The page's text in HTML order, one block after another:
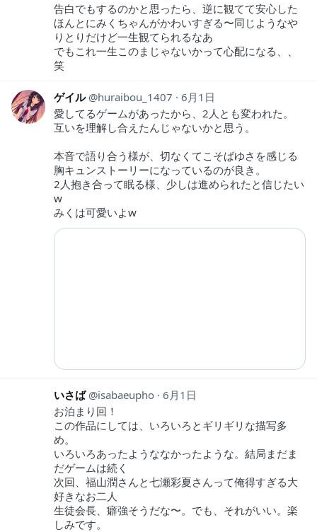
告白でもするのかと思ったら、逆に観てて安心した
ほんとにみくちゃんがかわいすぎる〜同じようなや
りとりだけど一生観てられるなあ
でもこれ一生このまじゃないかって心配になる、、
笑
ゲイル huraibou_1407
6月1日
愛してるゲームがあったから、2人とも変われた。
互いを理解し合えたんじゃないかと思う。
本音で語り合う様が、切なくてこそばゆさを感じる
胸キュンストーリーになっているのが良き。
2人抱き合って眠る様、少しは進められたと信じたい
w
みくは可愛いよw
いさば isabaeupho 6月1日
お泊まり回！
この作品にしては、いろいろとギリギリな描写多
め。
いろいろあったようななかったような。結局まだま
だゲームは続く
次回、福山潤さんと七瀬彩夏さんって俺得すぎる大
好きなお二人
生徒会長、癖強そうだな〜。でも、それがいい。楽
しみです。